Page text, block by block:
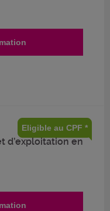
d’exploitation en
Eligible au CPF *